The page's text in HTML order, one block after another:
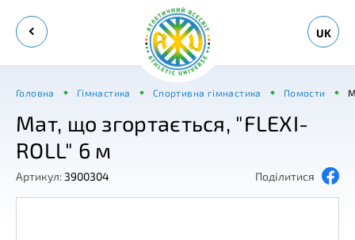
UK
Головна Гімнастика Спортивна гімнастика Помости
Артикул: 3900304 Поділитися
Мат, що згортається, "FLEXI-
ROLL" 6 м